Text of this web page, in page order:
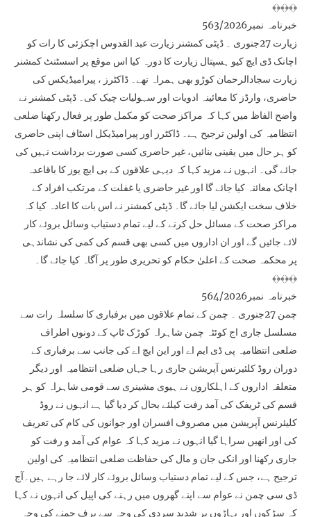
﴾﴿﴾﴿﴾﴿
خبرنامہ نمبر563/2026
زیارت 27جنوری ۔ ڈپٹی کمشنر زیارت عبد القدوس اچکزئی کا رات کو
اچانک ڈی ایچ کیو ہسپتال زیارت کا دورہ کیا اس موقع پر اسسٹنٹ کمشنر
زیارت سجادالرحمان کوڑو بھی ہمراہ تھے۔ ڈاکٹرز ، پیرامیڈیکس کی
حاضری، وارڈز کا معائینہ ادویات اور سہولیات چیک کی۔ ڈپٹی کمشنر نے
واضح الفاظ میں کہا کہ مراکز صحت کو مکمل طور پر فعال رکھنا ضلعی
انتظامیہ کی اولین ترجیح ہے۔ ڈاکٹرز اور پیرامیڈیکل اسٹاف اپنی حاضری
کو ہر حال میں یقینی بنائیں، غیر حاضری کسی صورت برداشت نہیں کی
جائے گی۔ انہوں نے مزید کہا کہ دیہی علاقوں کے بی ایچ یوز کا باقاعدہ
اچانک معائنہ کیا جائے گا اور غیر حاضری یا غفلت کے مرتکب افراد کے
خلاف سخت ایکشن لیا جائے گا۔ ڈپٹی کمشنر نے اس بات کا اعادہ کیا کہ
مراکز صحت کے مسائل حل کرنے کے لیے تمام دستیاب وسائل بروئے کار
لائے جائیں گے اور ان اداروں میں کسی بھی قسم کی کمی کی نشاندہی
پر محکمہ صحت کے اعلیٰ حکام کو تحریری طور پر آگاہ کیا جائے گا۔
﴾﴿﴾﴿﴾﴿
خبرنامہ نمبر564/2026
چمن 27جنوری ۔ چمن کے تمام علاقوں میں برفباری کا سلسلہ رات سے
مسلسل جاری اج کوئٹہ چمن شاہراہ کوڑک ٹاپ کے دونوں اطراف
ضلعی انتظامیہ پی ڈی ایم اے اور این ایچ اے کی جانب سے برفباری کے
دوران روڈ کلئیرنس آپریشن جاری رہا جہاں ضلعی انتظامیہ اور دیگر
متعلقہ اداروں کے اہلکاروں نے ہیوی مشینری سے قومی شاہراہ کو ہر
قسم کی ٹریفک کی آمد رفت کیلئے بحال کر دیا گیا ہے انہوں نے روڈ
کلیئرنس آپریشن میں مصروف افسران اور جوانوں کی کام کی تعریف
کی اور انھیں سراہا گیا انہوں نے مزید کہا کہ عوام کی آمد و رفت کو
جاری رکھنا اور انکی جان و مال کی حفاظت ضلعی انتظامیہ کی اولین
ترجیح ہے، جس کے لیے تمام دستیاب وسائل بروئے کار لائے جا رہے ہیں۔آج
ڈی سی چمن نے عوام سے اپنے گھروں میں رہنے کی اپیل کی انہوں نے کہا
کہ سڑکوں اور پہاڑوں پر شدید سردی کی وجہ سے برف جمنے کی وجہ